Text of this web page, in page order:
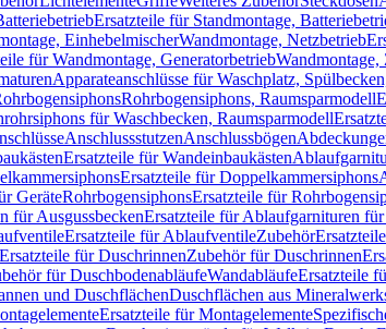
Ersatzteile für Standmontage,
EinhebelmischerWandmontage, Netzbetrieb
für Wandmontage, Generatorbetrieb
Apparateanschlüsse für Waschplatz,
Rohrbogensiphons, Raumsparmodell
für Waschbecken, Raumsparmodell
AnschlussstutzenAnschlussbögen
Ersatzteile für Wandeinbaukästen
Ersatzteile für Doppelkammersiphons
GeräteRohrbogensiphonsErsatzteile für
für AusgussbeckenErsatzteile für Ablaufgarnituren für
Ersatzteile für AblaufventileZubehör
Ersatzteile für DuschrinnenZubehör für Duschrinnen
für DuschbodenabläufeWandabläufeErsatzteile
und DuschflächenDuschflächen aus
Ersatzteile für Montagelemente